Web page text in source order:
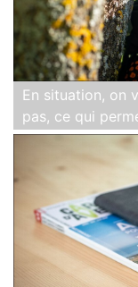
En situation, on
pas, ce qui